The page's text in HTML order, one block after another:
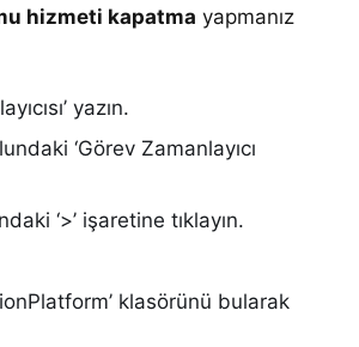
hizmeti kapatma yapmanız
yazın.
‘Görev Zamanlayıcı
‘>’ işaretine tıklayın.
klasörünü bularak